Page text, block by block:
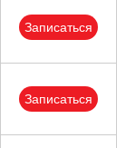
Записаться
Записаться